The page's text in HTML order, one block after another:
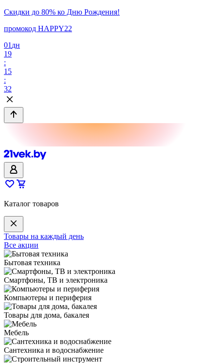
Скидки до 80% ко Дню Рождения!
промокод HAPPY22
01 дн
19
:
15
:
32
Каталог товаров
Товары на каждый день
Все акции
Бытовая техника
Смартфоны, ТВ и электроника
Компьютеры и периферия
Товары для дома, бакалея
Мебель
Сантехника и водоснабжение